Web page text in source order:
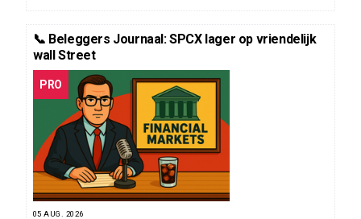
📞 Beleggers Journaal: SPCX lager op vriendelijk
wall Street
PRO
05 AUG. 2026